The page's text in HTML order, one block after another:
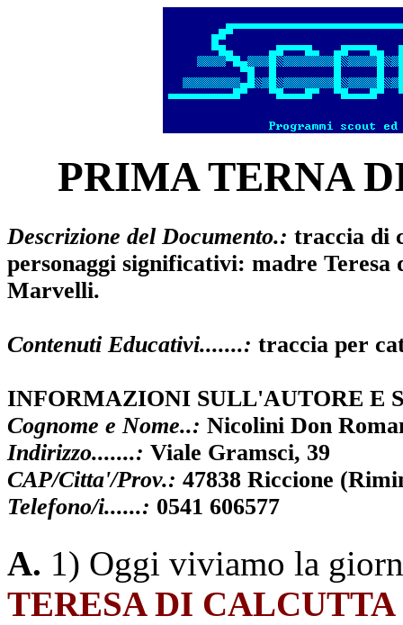
PRIMA TERNA
Descrizione del Documento.: traccia di
personaggi significativi: madre
Marvelli.
Contenuti Educativi.......: traccia per
INFORMAZIONI SULL'AUTORE E
Cognome e Nome..: Nicolini Don
Indirizzo.......: Viale Gramsci, 39
CAP/Citta'/Prov.: 47838 Riccione
Telefono/i......: 0541 606577
A. 1) Oggi viviamo la
TERESA DI CALCUTTA